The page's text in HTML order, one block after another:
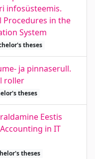
infosüsteemis.
in the
System
theses
ja pinnaserull.
roller
theses
Eestis
in IT
theses